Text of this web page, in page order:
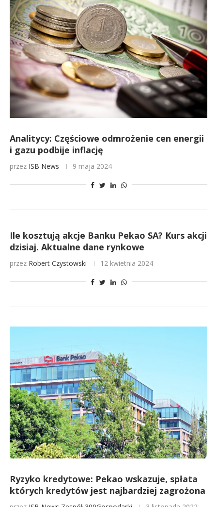
Analitycy: Częściowe odmrożenie cen energii
i gazu podbije inflację
przez ISB News 9 maja 2024
Ile kosztują akcje Banku Pekao SA? Kurs akcji
dzisiaj. Aktualne dane rynkowe
przez Robert Czystowski 12 kwietnia 2024
Ryzyko kredytowe: Pekao wskazuje, spłata
których kredytów jest najbardziej zagrożona